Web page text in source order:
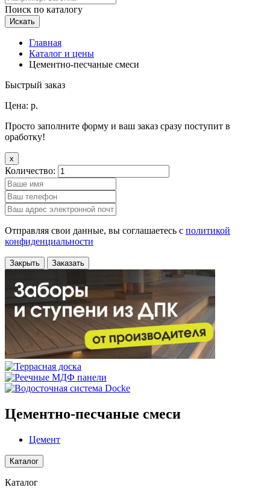
Поиск по каталогу
Искать
Главная
Каталог и цены
Цементно-песчаные смеси
Быстрый заказ
Цена: р.
Просто заполните форму и ваш заказ сразу поступит в
оработку!
x
Количество:
Отправляя свои данные, вы соглашаетесь с политикой
конфиденциальности
Закрыть Заказать
Цементно-песчаные смеси
Цемент
Каталог
Каталог